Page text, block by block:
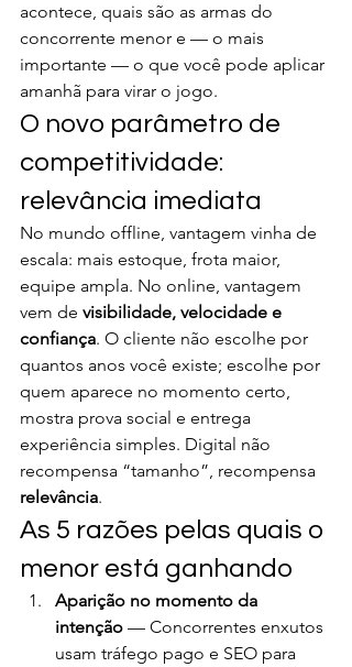
acontece, quais são as armas do
concorrente menor e — o mais
importante — o que você pode aplicar
amanhã para virar o jogo.
O novo parâmetro de
competitividade:
relevância imediata
No mundo offline, vantagem vinha de
escala: mais estoque, frota maior,
equipe ampla. No online, vantagem
vem de visibilidade, velocidade e
confiança. O cliente não escolhe por
quantos anos você existe; escolhe por
quem aparece no momento certo,
mostra prova social e entrega
experiência simples. Digital não
recompensa “tamanho”, recompensa
relevância.
As 5 razões pelas quais o
menor está ganhando
Aparição no momento da
intenção — Concorrentes enxutos
usam tráfego pago e SEO para